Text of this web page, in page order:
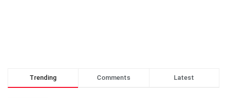
Trending Comments Latest